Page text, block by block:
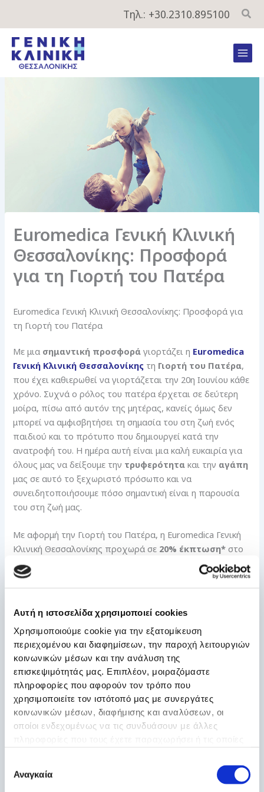
Αυτή η ιστοσελίδα χρησιμοποιεί cookies
Χρησιμοποιούμε cookie για την εξατομίκευση
περιεχομένου και διαφημίσεων, την παροχή λειτουργιών
κοινωνικών μέσων και την ανάλυση της
επισκεψιμότητάς μας. Επιπλέον, μοιραζόμαστε
πληροφορίες που αφορούν τον τρόπο που
χρησιμοποιείτε τον ιστότοπό μας με συνεργάτες
κοινωνικών μέσων, διαφήμισης και αναλύσεων, οι
οποίοι ενδεχομένως να τις συνδυάσουν με άλλες
συγκατάθεσης
Αναγκαία
περιεχόμενο
Τηλ.: +30.2310.895100
Euromedica Γενική Κλινική
Θεσσαλονίκης: Προσφορά
για τη Γιορτή του Πατέρα
Euromedica Γενική Κλινική Θεσσαλονίκης: Προσφορά για
τη Γιορτή του Πατέρα
Με μια σημαντική προσφορά γιορτάζει η Euromedica
Γενική Κλινική Θεσσαλονίκης τη Γιορτή του Πατέρα,
που έχει καθιερωθεί να γιορτάζεται την 20η Ιουνίου κάθε
χρόνο. Συχνά ο ρόλος του πατέρα έρχεται σε δεύτερη
μοίρα, πίσω από αυτόν της μητέρας, κανείς όμως δεν
μπορεί να αμφισβητήσει τη σημασία του στη ζωή ενός
παιδιού και το πρότυπο που δημιουργεί κατά την
ανατροφή του. Η ημέρα αυτή είναι μια καλή ευκαιρία για
όλους μας να δείξουμε την τρυφερότητα και την αγάπη
μας σε αυτό το ξεχωριστό πρόσωπο και να
συνειδητοποιήσουμε πόσο σημαντική είναι η παρουσία
του στη ζωή μας.
Με αφορμή την Γιορτή του Πατέρα, η Euromedica Γενική
Κλινική Θεσσαλονίκης προχωρά σε 20% έκπτωση* στο
μαιευτικό
. Για να εξασφαλιστεί η εν λόγω
έκπτωση, απαιτείται πληρωμή
προκαταβολής 10%του
Οι τρόποι πληρωμής είναι οι ακόλουθοι:
τραπεζική κατάθεση (στη δεύτερη περίπτωση είναι
υποχρεωτική η αποστολή του αποδεικτικού κατάθεσης
στηΓραμματεία Μαιευτικούστο
materinity.sec.gc@euromedica.gr), ενώ στην αιτιολογία
πρέπει να αναγράφεται το πλήρες ονοματεπώνυμο της
ονοματεπώνυμο
της επιτόκου, το πακέτο τοκετού που